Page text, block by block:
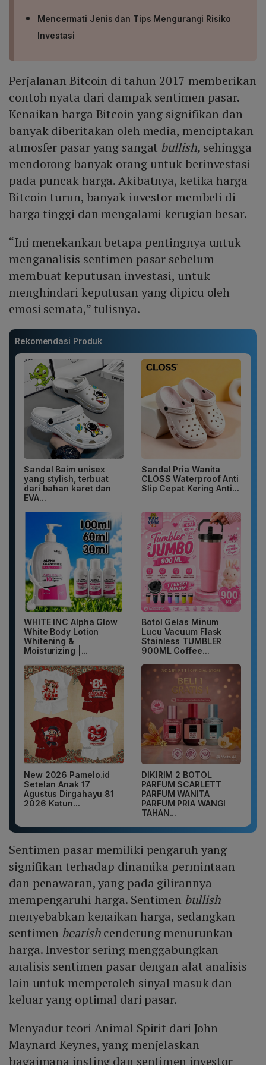
Mencermati Jenis dan Tips Mengurangi Risiko
Investasi
Perjalanan Bitcoin di tahun 2017 memberikan
contoh nyata dari dampak sentimen pasar.
Kenaikan harga Bitcoin yang signifikan dan
banyak diberitakan oleh media, menciptakan
atmosfer pasar yang sangat bullish, sehingga
mendorong banyak orang untuk berinvestasi
pada puncak harga. Akibatnya, ketika harga
Bitcoin turun, banyak investor membeli di
harga tinggi dan mengalami kerugian besar.
“Ini menekankan betapa pentingnya untuk
menganalisis sentimen pasar sebelum
membuat keputusan investasi, untuk
menghindari keputusan yang dipicu oleh
emosi semata,” tulisnya.
Rekomendasi Produk
Sandal Baim unisex
yang stylish, terbuat
dari bahan karet dan
EVA...
Sandal Pria Wanita
CLOSS Waterproof Anti
Slip Cepat Kering Anti...
WHITE INC Alpha Glow
White Body Lotion
Whitening &
Moisturizing |...
Botol Gelas Minum
Lucu Vacuum Flask
Stainless TUMBLER
900ML Coffee...
New 2026 Pamelo.id
Setelan Anak 17
Agustus Dirgahayu 81
2026 Katun...
DIKIRIM 2 BOTOL
PARFUM SCARLETT
PARFUM WANITA
PARFUM PRIA WANGI
TAHAN...
Sentimen pasar memiliki pengaruh yang
signifikan terhadap dinamika permintaan
dan penawaran, yang pada gilirannya
mempengaruhi harga. Sentimen bullish
menyebabkan kenaikan harga, sedangkan
sentimen bearishcenderung menurunkan
harga. Investor sering menggabungkan
analisis sentimen pasar dengan alat analisis
lain untuk memperoleh sinyal masuk dan
keluar yang optimal dari pasar.
Menyadur teori Animal Spirit dari John
Maynard Keynes, yang menjelaskan
bagaimana insting dan sentimen investor